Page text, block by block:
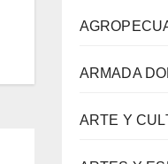
ARMADA
ARTE Y